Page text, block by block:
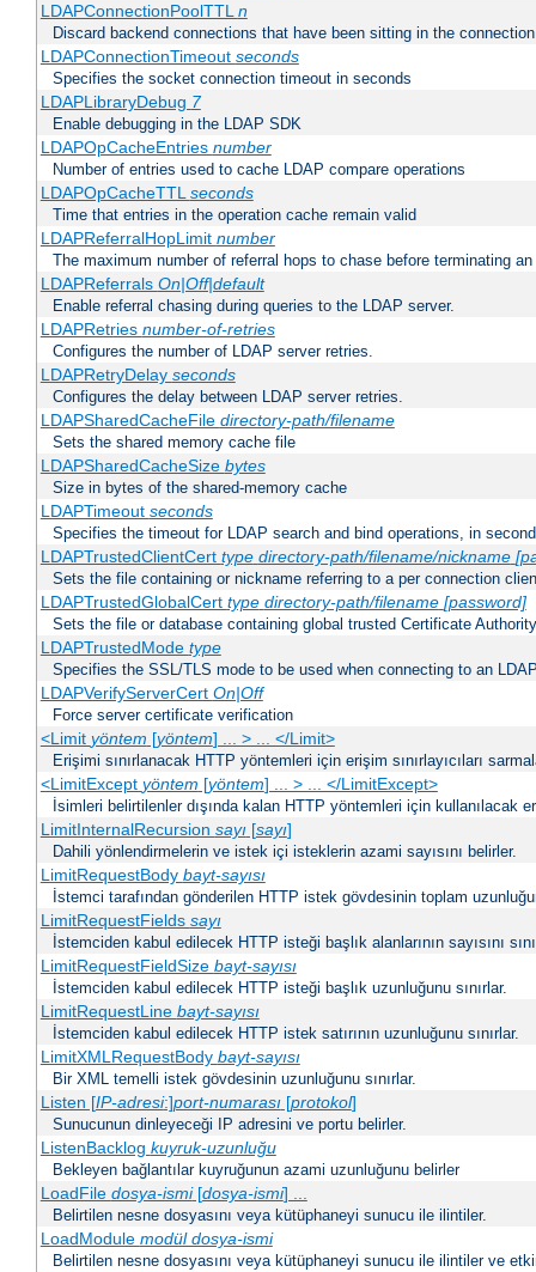
LDAPConnectionPoolTTLn
Discard backend connections that have been sitting in the
LDAPConnectionTimeout seconds
Specifies the socket connection timeout in seconds
LDAPLibraryDebug 7
Enable debugging in the LDAP SDK
LDAPOpCacheEntries number
Number of entries used to cache LDAP compare operations
LDAPOpCacheTTLseconds
Time that entries in the operation cache remain valid
LDAPReferralHopLimit number
The maximum number of referral hops to chase before terminating
LDAPReferrals On|Off|default
Enable referral chasing during queries to the LDAP server.
LDAPRetries number-of-retries
Configures the number of LDAP server retries.
LDAPRetryDelay seconds
Configures the delay between LDAP server retries.
LDAPSharedCacheFile directory-path/filename
Sets the shared memory cache file
LDAPSharedCacheSize bytes
Size in bytes of the shared-memory cache
LDAPTimeout seconds
Specifies the timeout for LDAP search and bind operations, in
LDAPTrustedClientCert type directory-path/filename/nickname
Sets the file containing or nickname referring to a per connection
LDAPTrustedGlobalCert type directory-path/filename [password]
Sets the file or database containing global trusted Certificate
LDAPTrustedMode type
Specifies the SSL/TLS mode to be used when connecting to an
LDAPVerifyServerCert On|Off
Force server certificate verification
<Limit yöntem [yöntem] ... > ... </Limit>
Erişimi sınırlanacak HTTP yöntemleri için erişim sınırlayıcıları
<LimitExcept yöntem [yöntem] ... > ... </LimitExcept>
İsimleri belirtilenler dışında kalan HTTP yöntemleri için kullanılacak
LimitInternalRecursion sayı[sayı]
Dahili yönlendirmelerin ve istek içi isteklerin azami sayısını belirler.
LimitRequestBody bayt-sayısı
İstemci tarafından gönderilen HTTP istek gövdesinin toplam
LimitRequestFields sayı
İstemciden kabul edilecek HTTP isteği başlık alanlarının sayısını
LimitRequestFieldSize bayt-sayısı
İstemciden kabul edilecek HTTP isteği başlık uzunluğunu sınırlar.
LimitRequestLine bayt-sayısı
İstemciden kabul edilecek HTTP istek satırının uzunluğunu sınırlar.
LimitXMLRequestBody bayt-sayısı
Bir XML temelli istek gövdesinin uzunluğunu sınırlar.
Listen [IP-adresi:]port-numarası[protokol]
Sunucunun dinleyeceği IP adresini ve portu belirler.
ListenBacklog kuyruk-uzunluğu
Bekleyen bağlantılar kuyruğunun azami uzunluğunu belirler
LoadFile dosya-ismi[dosya-ismi] ...
Belirtilen nesne dosyasını veya kütüphaneyi sunucu ile ilintiler.
LoadModule modül dosya-ismi
Belirtilen nesne dosyasını veya kütüphaneyi sunucu ile ilintiler ve